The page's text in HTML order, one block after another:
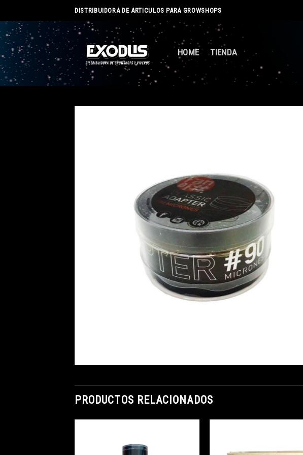
to
content
DISTRIBUIDORA DE ARTICULOS PARA GROWSHOPS
HOME TIENDA
PRODUCTOS RELACIONADOS